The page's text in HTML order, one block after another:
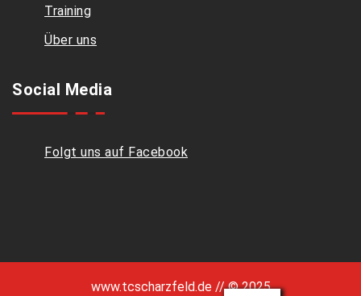
Training
Über uns
Social Media
Folgt uns auf Facebook
www.tcscharzfeld.de // © 2025